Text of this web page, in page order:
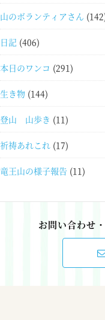
山のボランティアさん
日記 (406)
本日のワンコ (291)
生き物 (144)
登山 山歩き (11)
祈祷あれこれ (17)
竜王山の様子報告 (11)
お問い合わせ